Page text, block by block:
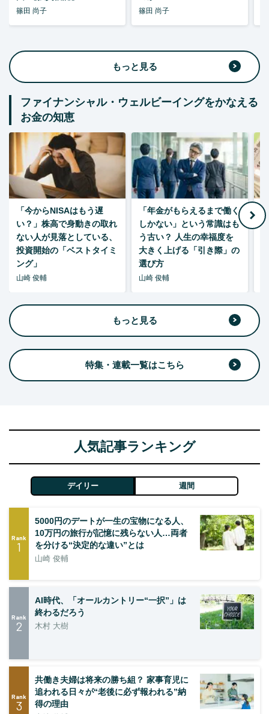
篠田 尚子 篠田 尚子
もっと見る
ファイナンシャル・ウェルビーイングをかなえる
お金の知恵
「今からNISAはもう遅
い？」株高で身動きの取れ
ない人が見落としている、
投資開始の「ベストタイミ
ング」
山崎 俊輔
「年金がもらえるまで働く
しかない」という常識はも
う古い？ 人生の幸福度を
大きく上げる「引き際」の
選び方
山崎 俊輔
もっと見る
特集・連載一覧はこちら
人気記事ランキング
デイリー 週間
Rank
1
5000円のデートが一生の宝物になる人、
10万円の旅行が記憶に残らない人…両者
を分ける“決定的な違い”とは
山崎 俊輔
Rank
2
AI時代、「オールカントリー“一択”」は
終わるだろう
木村 大樹
Rank
3
共働き夫婦は将来の勝ち組？ 家事育児に
追われる日々が“老後に必ず報われる”納
得の理由